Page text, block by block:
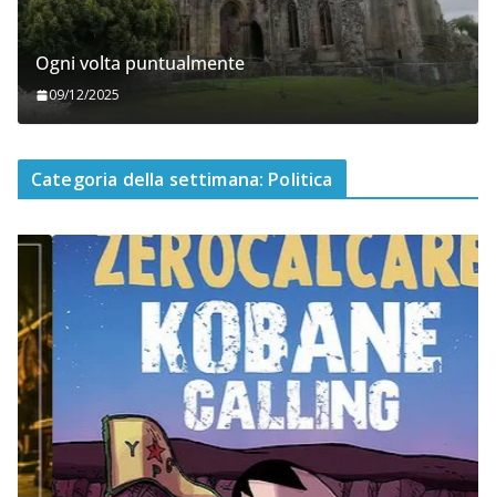
Ogni volta puntualmente
09/12/2025
Categoria della settimana: Politica